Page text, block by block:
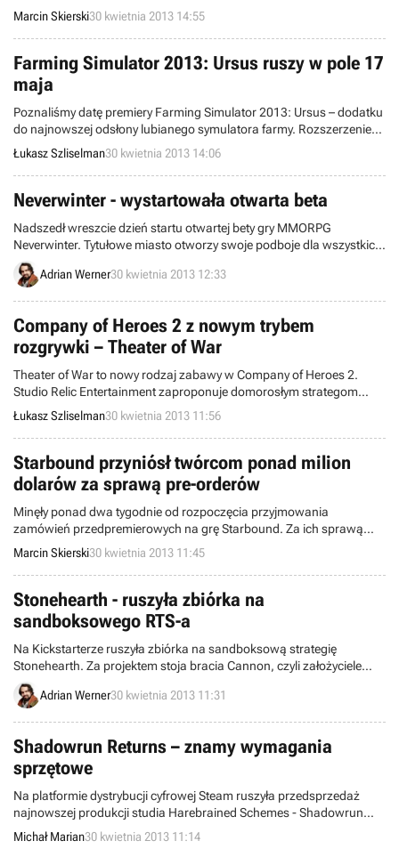
Rekordzie Guinessa strzelaniny Warface, a także filmie Gears of War.
Witamy w wieściach ze świata - codziennej porcji krótkich
wiadomości.
Marcin Skierski30 kwietnia 2013 14:55
Farming Simulator 2013: Ursus ruszy w pole 17
maja
Poznaliśmy datę premiery Farming Simulator 2013: Ursus – dodatku
do najnowszej odsłony lubianego symulatora farmy. Rozszerzenie
ukaże się 17 maja 2013 roku w trzech wydaniach.
Łukasz Szliselman30 kwietnia 2013 14:06
Neverwinter - wystartowała otwarta beta
Nadszedł wreszcie dzień startu otwartej bety gry MMORPG
Neverwinter. Tytułowe miasto otworzy swoje podboje dla wszystkich
chętnych poszukiwaczy przygód.
Adrian Werner30 kwietnia 2013 12:33
Company of Heroes 2 z nowym trybem
rozgrywki – Theater of War
Theater of War to nowy rodzaj zabawy w Company of Heroes 2.
Studio Relic Entertainment zaproponuje domorosłym strategom
zestaw misji historycznych do rozgrywki solowej lub w kooperacji.
Kolejne paczki z misjami będą wypuszczane po premierze gry.
Łukasz Szliselman30 kwietnia 2013 11:56
Starbound przyniósł twórcom ponad milion
dolarów za sprawą pre-orderów
Minęły ponad dwa tygodnie od rozpoczęcia przyjmowania
zamówień przedpremierowych na grę Starbound. Za ich sprawą
studio Chucklefish zdołało zebrać ponad milion dolarów.
Marcin Skierski30 kwietnia 2013 11:45
Stonehearth - ruszyła zbiórka na
sandboksowego RTS-a
Na Kickstarterze ruszyła zbiórka na sandboksową strategię
Stonehearth. Za projektem stoja bracia Cannon, czyli założyciele
bijatykowego turnieju EVO.
Adrian Werner30 kwietnia 2013 11:31
Shadowrun Returns – znamy wymagania
sprzętowe
Na platformie dystrybucji cyfrowej Steam ruszyła przedsprzedaż
najnowszej produkcji studia Harebrained Schemes - Shadowrun
Returns. Cyberpunkowa gra ufundowana dzięki serwisowi
Kickstarter ukazać się ma w okolicach czerwca. Znamy już jej
Michał Marian30 kwietnia 2013 11:14